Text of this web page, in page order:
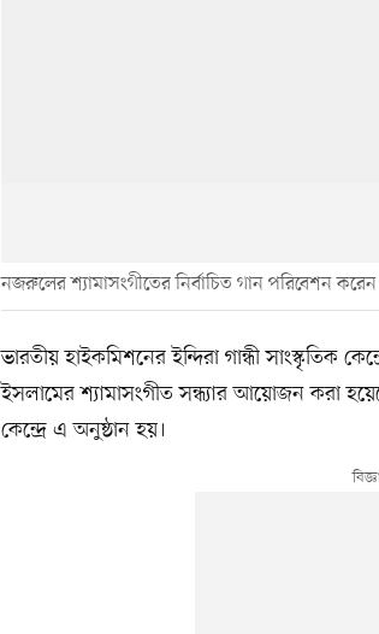
নজরুলের শ্যামাসংগীতের নির্বাচিত গান পরিবেশন
ভারতীয় হাইকমিশনের ইন্দিরা গান্ধী সাংস্কৃতিক
ইসলামের শ্যামাসংগীত সন্ধ্যার আয়োজন করা
কেন্দ্রে এ অনুষ্ঠান হয়।